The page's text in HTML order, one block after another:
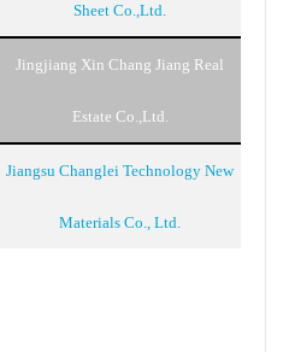
Sheet Co.,Ltd.
Jingjiang Xin Chang Jiang Real
Estate Co.,Ltd.
Jiangsu Changlei Technology New
Materials Co., Ltd.​​